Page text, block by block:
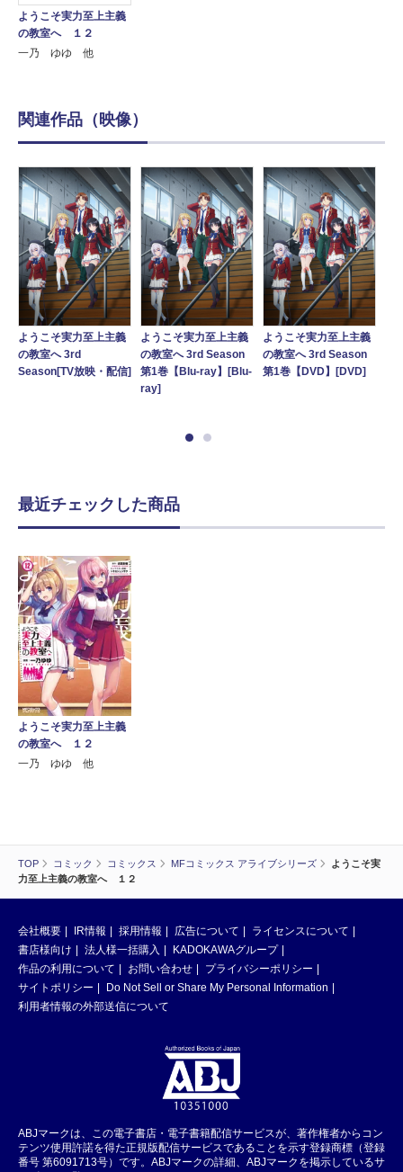
TOP コミック コミックス MFコミックス アライブシリーズ
ようこそ実
力至上主義の教室へ １２
ようこそ実力至上主義
の教室へ １２
一乃 ゆゆ 他
関連作品（映像）
ようこそ実力至上主義
の教室へ 3rd
Season[TV放映・配信]
ようこそ実力至上主義
の教室へ 3rd Season
第1巻【Blu-ray】[Blu-
ray]
ようこそ実力至上主義
の教室へ 3rd Season
第1巻【DVD】[DVD]
最近チェックした商品
ようこそ実力至上主義
の教室へ １２
一乃 ゆゆ 他
会社概要 IR情報 採用情報 広告について
ライセンスについて
書店様向け
法人様一括購入
KADOKAWAグループ
作品の利用について
お問い合わせ
プライバシーポリシー
サイトポリシー
Do Not Sell or Share My Personal Information
利用者情報の外部送信について
ABJマークは、この電子書店・電子書籍配信サービスが、著作権者からコン
テンツ使用許諾を得た正規版配信サービスであることを示す登録商標（登録
番号 第6091713号）です。ABJマークの詳細、ABJマークを掲示しているサ